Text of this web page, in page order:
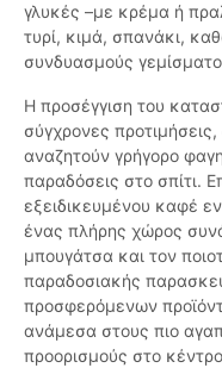
γλυκές –με κρέμα ή
τυρί, κιμά, σπανάκι,
συνδυασμούς
Η προσέγγιση του
σύγχρονες
αναζητούν γρήγορο
παραδόσεις στο σπίτι.
εξειδικευμένου καφέ
ένας πλήρης χώρος
μπουγάτσα και τον
παραδοσιακής
προσφερόμενων
ανάμεσα στους πιο
προορισμούς στο